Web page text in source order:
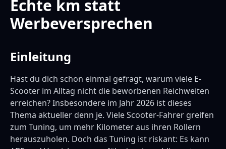
Echte km statt
Werbeversprechen
Einleitung
Hast du dich schon einmal gefragt, warum viele E-
Scooter im Alltag nicht die beworbenen Reichweiten
erreichen? Insbesondere im Jahr 2026 ist dieses
Thema aktueller denn je. Viele Scooter-Fahrer greifen
zum Tuning, um mehr Kilometer aus ihren Rollern
herauszuholen. Doch das Tuning ist riskant: Es kann